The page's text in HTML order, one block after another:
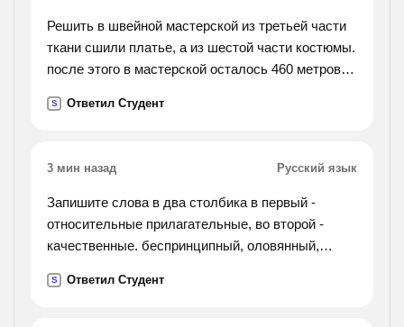
Решить в швейной мастерской из третьей части
ткани сшили платье, а из шестой части костюмы.
после этого в мастерской осталось 460 метров
?
S Ответил Студент
3 мин назад Русский язык
Запишите слова в два столбика в первый -
относительные прилагательные, во второй -
качественные. беспринципный, оловянный,
непримиримый, ночной, неуклюжий,
S Ответил Студент